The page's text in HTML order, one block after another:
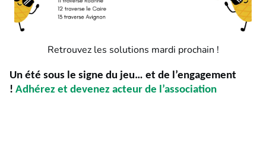
Retrouvez les solutions mardi prochain !
Un été sous le signe du jeu… et de l’engagement
! Adhérez et devenez acteur de l’association